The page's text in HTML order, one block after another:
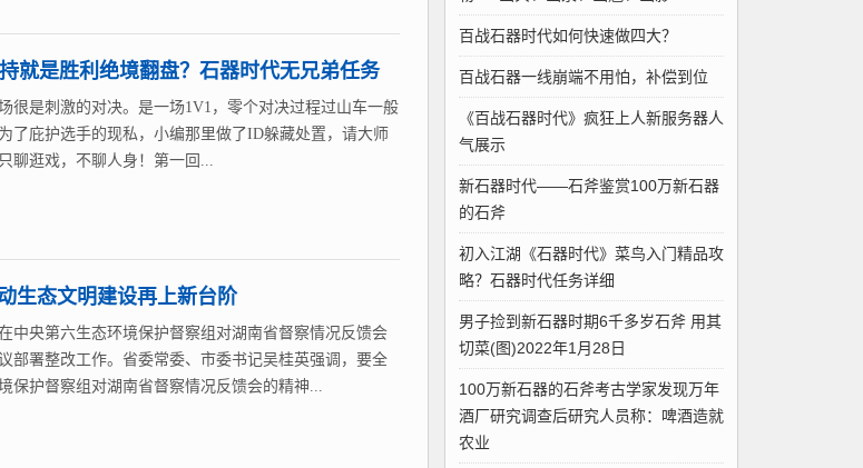
就是胜利绝境翻盘？石器时代无兄弟任务
很是刺激的对决。是一场1V1，零个对决过程过山车一般
了庇护选手的现私，小编那里做了ID躲藏处置，请大师
聊逛戏，不聊人身！第一回...
生态文明建设再上新台阶
中央第六生态环境保护督察组对湖南省督察情况反馈会
部署整改工作。省委常委、市委书记吴桂英强调，要全
保护督察组对湖南省督察情况反馈会的精神...
百战石器时代如何快速做四大？
百战石器一线崩端不用怕，补偿到位
《百战石器时代》疯狂上人新服务器人
气展示
新石器时代——石斧鉴赏100万新石器
的石斧
初入江湖《石器时代》菜鸟入门精品攻
略？石器时代任务详细
男子捡到新石器时期6千多岁石斧 用其
切菜(图)2022年1月28日
100万新石器的石斧考古学家发现万年
酒厂研究调查后研究人员称：啤酒造就
农业